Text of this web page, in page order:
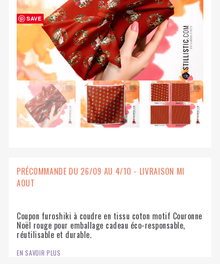
SAVE
PRÉCOMMANDE DU 26/09 AU 4/10 - LIVRAISON MI
AOUT
Coupon furoshiki à coudre en tissu coton motif Couronne
Noël rouge pour emballage cadeau éco-responsable,
réutilisable et durable.
EN SAVOIR PLUS